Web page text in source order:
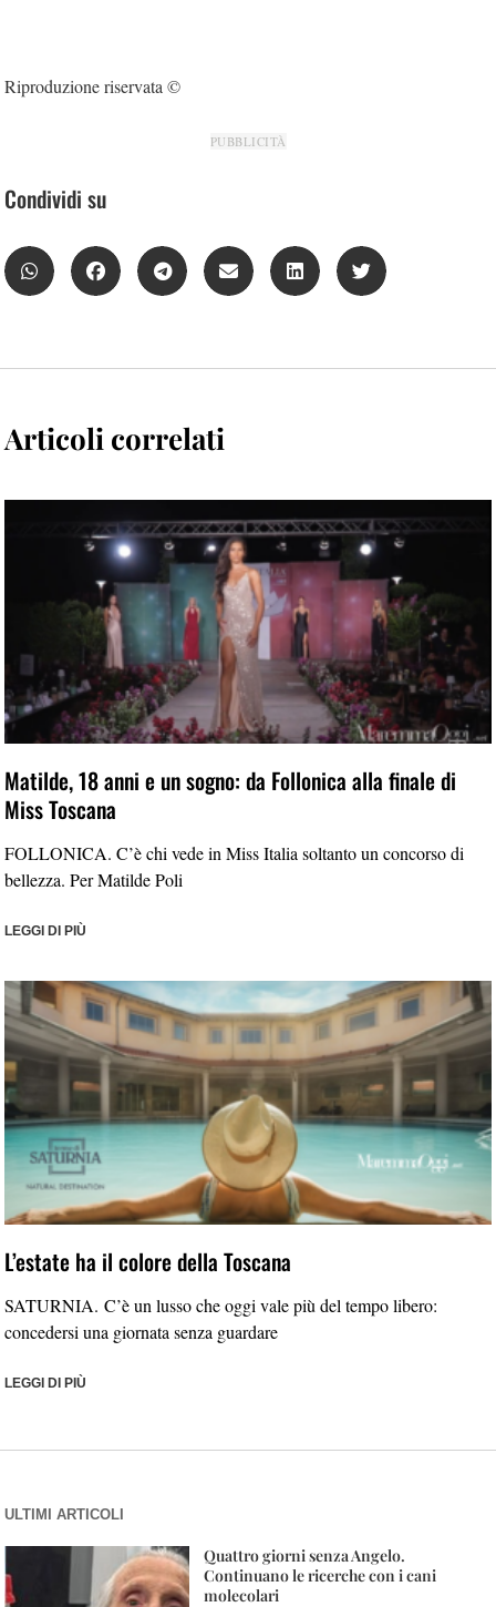
Riproduzione riservata ©
PUBBLICITÀ
Condividi su
Articoli correlati
Matilde, 18 anni e un sogno: da Follonica alla finale di
Miss Toscana
FOLLONICA. C’è chi vede in Miss Italia soltanto un concorso di
bellezza. Per Matilde Poli
LEGGI DI PIÙ
L’estate ha il colore della Toscana
SATURNIA. C’è un lusso che oggi vale più del tempo libero:
concedersi una giornata senza guardare
LEGGI DI PIÙ
ULTIMI ARTICOLI
Quattro giorni senza Angelo.
Continuano le ricerche con i cani
molecolari